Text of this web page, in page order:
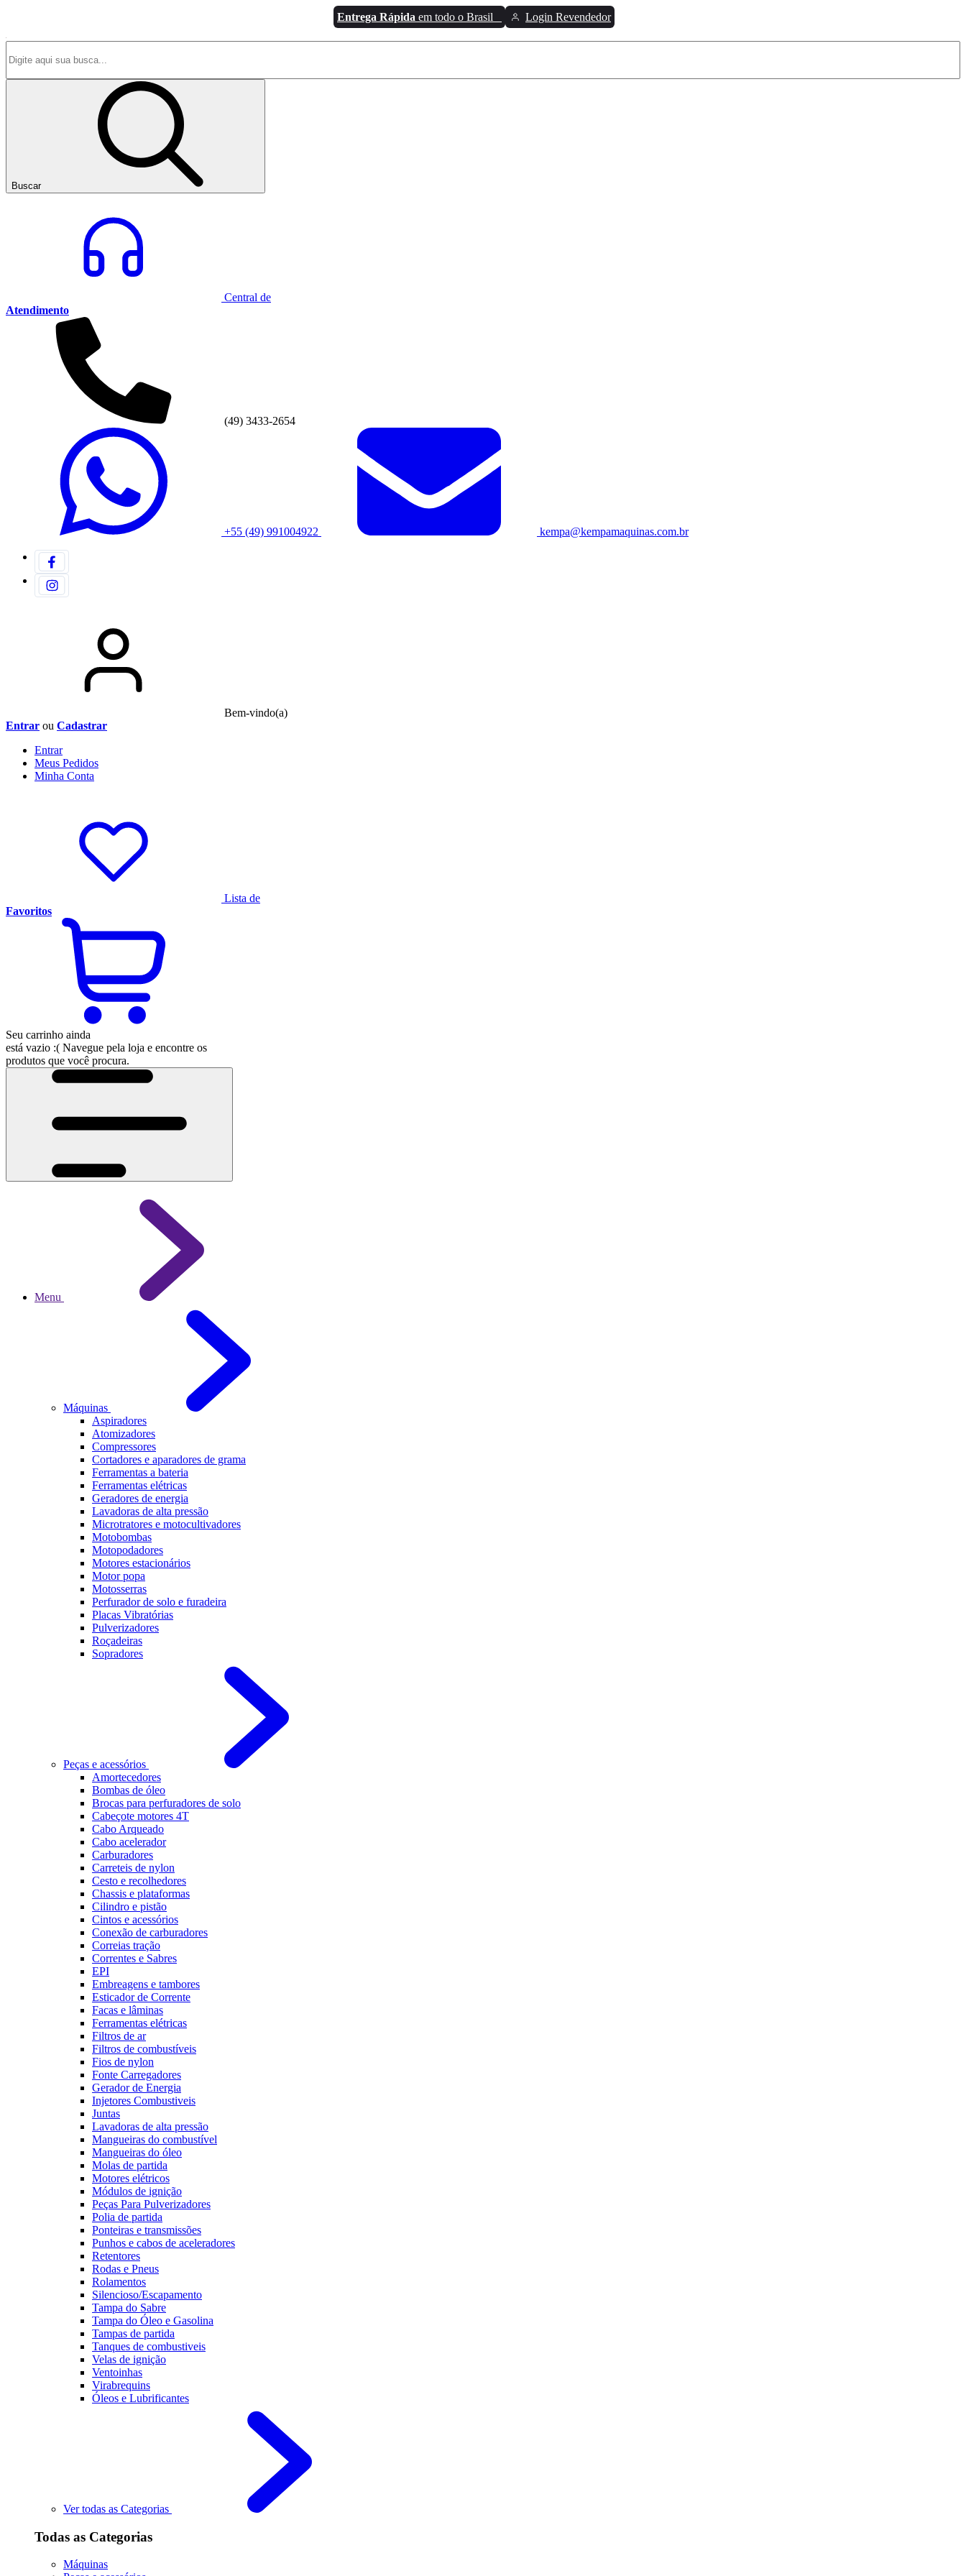
Entrega Rápida em todo o Brasil Login Revendedor
Buscar
Central de
Atendimento
(49) 3433-2654
+55 (49) 991004922 kempa@kempamaquinas.com.br
Bem-vindo(a)
Entrar ou Cadastrar
Entrar
Meus Pedidos
Minha Conta
Lista de
Favoritos
Seu carrinho ainda
está vazio :( Navegue pela loja e encontre os
produtos que você procura.
Menu
Máquinas
Aspiradores
Atomizadores
Compressores
Cortadores e aparadores de grama
Ferramentas a bateria
Ferramentas elétricas
Geradores de energia
Lavadoras de alta pressão
Microtratores e motocultivadores
Motobombas
Motopodadores
Motores estacionários
Motor popa
Motosserras
Perfurador de solo e furadeira
Placas Vibratórias
Pulverizadores
Roçadeiras
Sopradores
Peças e acessórios
Amortecedores
Bombas de óleo
Brocas para perfuradores de solo
Cabeçote motores 4T
Cabo Arqueado
Cabo acelerador
Carburadores
Carreteis de nylon
Cesto e recolhedores
Chassis e plataformas
Cilindro e pistão
Cintos e acessórios
Conexão de carburadores
Correias tração
Correntes e Sabres
EPI
Embreagens e tambores
Esticador de Corrente
Facas e lâminas
Ferramentas elétricas
Filtros de ar
Filtros de combustíveis
Fios de nylon
Fonte Carregadores
Gerador de Energia
Injetores Combustiveis
Juntas
Lavadoras de alta pressão
Mangueiras do combustível
Mangueiras do óleo
Molas de partida
Motores elétricos
Módulos de ignição
Peças Para Pulverizadores
Polia de partida
Ponteiras e transmissões
Punhos e cabos de aceleradores
Retentores
Rodas e Pneus
Rolamentos
Silencioso/Escapamento
Tampa do Sabre
Tampa do Óleo e Gasolina
Tampas de partida
Tanques de combustiveis
Velas de ignição
Ventoinhas
Virabrequins
Óleos e Lubrificantes
Ver todas as Categorias
Todas as Categorias
Máquinas